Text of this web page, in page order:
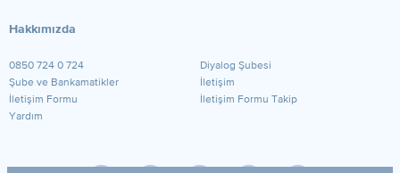
Hakkımızda
0850 724 0 724
Diyalog Şubesi
Şube ve Bankamatikler
İletişim
İletişim Formu
İletişim Formu Takip
Yardım